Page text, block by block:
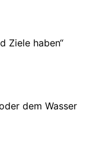
Ziele haben“
dem Wasser